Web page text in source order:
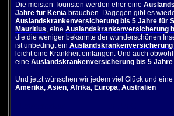
Die meisten Touristen werden eher eine
Jahre für Kenia brauchen. Dagegen gibt es
Auslandskrankenversicherung bis 5 Jahre für
Mauritius, eineAuslandskrankenversicherung
die die weniger bekannte der wunderschönen
ist unbedingt ein
leicht eine Krankheit einfangen. Und auch
eineAuslandskrankenversicherung bis 5
Und jetzt wünschen wir jedem viel Glück und
Amerika,Asien,Afrika, Europa,Australien